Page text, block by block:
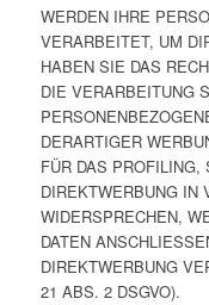
WERDEN IHRE
VERARBEITET, UM
HABEN SIE DAS
DIE VERARBEITUNG
DERARTIGER
FÜR DAS
DIREKTWERBUNG IN
WIDERSPRECHEN,
DATEN
DIREKTWERBUNG
21 ABS. 2 DSGVO).